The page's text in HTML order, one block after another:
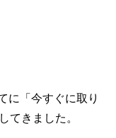
に「今すぐに取り
てきました。